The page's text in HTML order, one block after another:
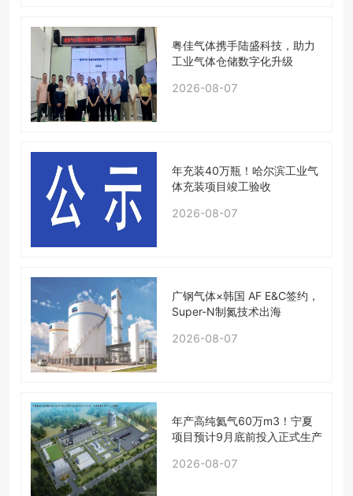
粤佳气体携手陆盛科技，助力
工业气体仓储数字化升级
2026-08-07
年充装40万瓶！哈尔滨工业气
体充装项目竣工验收
2026-08-07
广钢气体×韩国 AF E&C签约，
Super-N制氮技术出海
2026-08-07
年产高纯氦气60万m3！宁夏
项目预计9月底前投入正式生产
2026-08-07